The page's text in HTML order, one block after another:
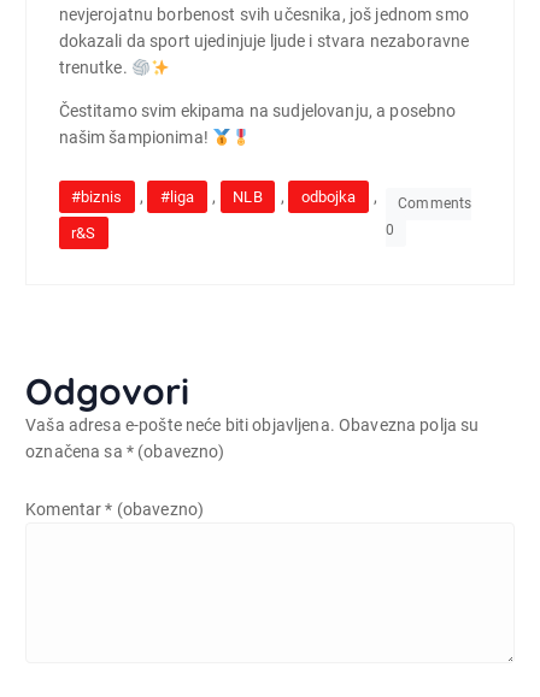
nevjerojatnu borbenost svih učesnika, još jednom smo
dokazali da sport ujedinjuje ljude i stvara nezaboravne
trenutke.
Čestitamo svim ekipama na sudjelovanju, a posebno
našim šampionima!
#biznis , #liga , NLB , odbojka ,
r&S
Comments
0
Odgovori
Vaša adresa e-pošte neće biti objavljena. Obavezna polja su
označena sa * (obavezno)
Komentar* (obavezno)